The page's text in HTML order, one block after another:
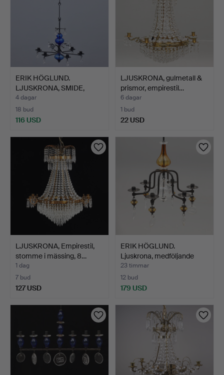
ERIK HÖGLUND.
LJUSKRONA, SMIDE,
GLAS, 6 LJ…
4 dagar
18 bud
116 USD
LJUSKRONA, gulmetall &
prismor, empirestil…
6 dagar
1 bud
22 USD
LJUSKRONA, Empirestil,
stomme i mässing, 8…
1 dag
7 bud
127 USD
ERIK HÖGLUND.
Ljuskrona, medföljande
ljuss…
23 timmar
12 bud
179 USD